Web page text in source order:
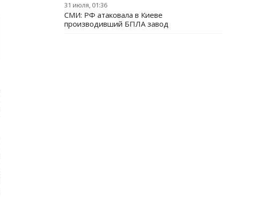
31 июля, 01:36
СМИ: РФ атаковала в Киеве
производивший БПЛА завод